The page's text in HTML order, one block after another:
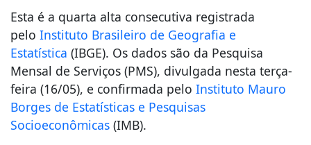
Esta é a quarta alta consecutiva registrada
pelo Instituto Brasileiro de Geografia e
Estatística (IBGE). Os dados são da Pesquisa
Mensal de Serviços (PMS), divulgada nesta terça-
feira (16/05), e confirmada pelo Instituto Mauro
Borges de Estatísticas e Pesquisas
Socioeconômicas (IMB).